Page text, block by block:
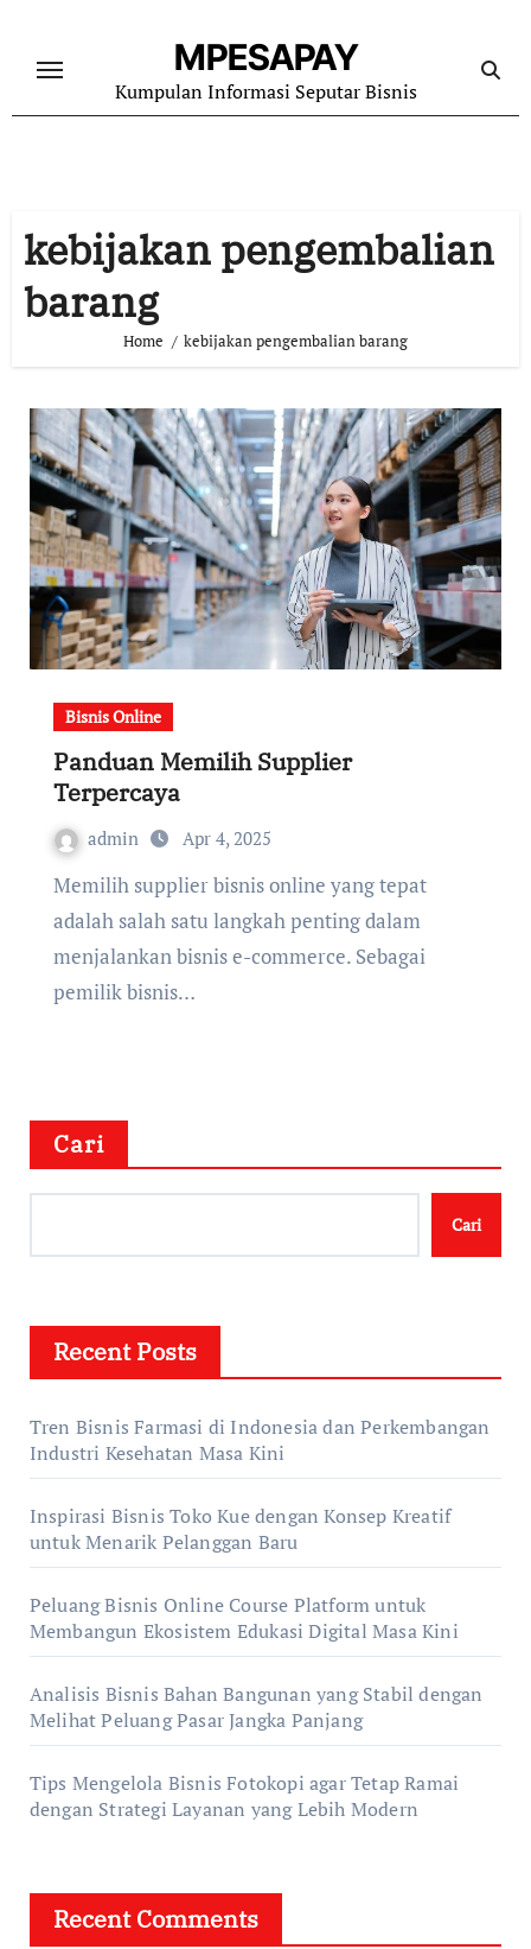
content
MPESAPAY
Kumpulan Informasi Seputar Bisnis
kebijakan pengembalian
barang
Home kebijakan pengembalian barang
Bisnis Online
Panduan Memilih Supplier
Terpercaya
admin Apr 4, 2025
Memilih supplier bisnis online yang tepat
adalah salah satu langkah penting dalam
menjalankan bisnis e-commerce. Sebagai
pemilik bisnis…
Cari
Cari
Recent Posts
Tren Bisnis Farmasi di Indonesia dan Perkembangan
Industri Kesehatan Masa Kini
Inspirasi Bisnis Toko Kue dengan Konsep Kreatif
untuk Menarik Pelanggan Baru
Peluang Bisnis Online Course Platform untuk
Membangun Ekosistem Edukasi Digital Masa Kini
Analisis Bisnis Bahan Bangunan yang Stabil dengan
Melihat Peluang Pasar Jangka Panjang
Tips Mengelola Bisnis Fotokopi agar Tetap Ramai
dengan Strategi Layanan yang Lebih Modern
Recent Comments